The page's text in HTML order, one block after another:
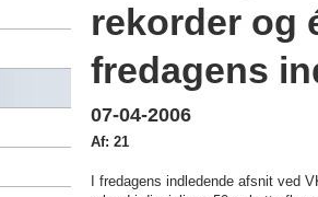
rekorder og
fredagens
07-04-2006
Af: 21
I fredagens indledende afsnit ved